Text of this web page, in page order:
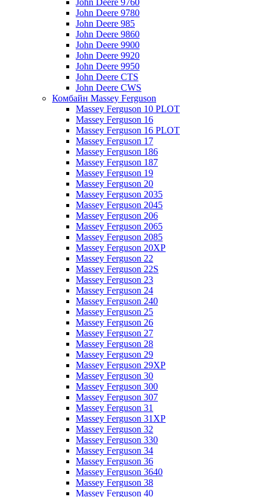
John Deere 9760
John Deere 9780
John Deere 985
John Deere 9860
John Deere 9900
John Deere 9920
John Deere 9950
John Deere CTS
John Deere CWS
Комбайн Massey Ferguson
Massey Ferguson 10 PLOT
Massey Ferguson 16
Massey Ferguson 16 PLOT
Massey Ferguson 17
Massey Ferguson 186
Massey Ferguson 187
Massey Ferguson 19
Massey Ferguson 20
Massey Ferguson 2035
Massey Ferguson 2045
Massey Ferguson 206
Massey Ferguson 2065
Massey Ferguson 2085
Massey Ferguson 20XP
Massey Ferguson 22
Massey Ferguson 22S
Massey Ferguson 23
Massey Ferguson 24
Massey Ferguson 240
Massey Ferguson 25
Massey Ferguson 26
Massey Ferguson 27
Massey Ferguson 28
Massey Ferguson 29
Massey Ferguson 29XP
Massey Ferguson 30
Massey Ferguson 300
Massey Ferguson 307
Massey Ferguson 31
Massey Ferguson 31XP
Massey Ferguson 32
Massey Ferguson 330
Massey Ferguson 34
Massey Ferguson 36
Massey Ferguson 3640
Massey Ferguson 38
Massey Ferguson 40